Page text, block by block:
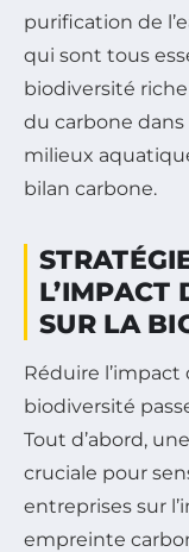
purification de
qui sont tous
biodiversité
du carbone dans
milieux
bilan carbone.
L’IMPACT
SUR LA
Réduire l’impact
biodiversité
Tout d’abord,
cruciale pour
entreprises sur
empreinte